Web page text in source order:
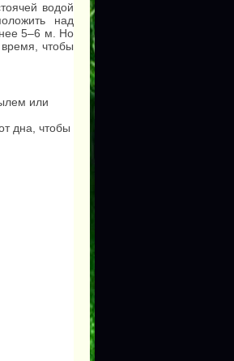
водой
над
5–6 м. Но
чтобы
или
дна, чтобы